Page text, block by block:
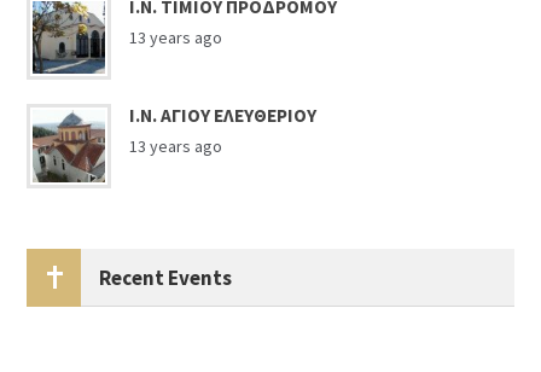
Ι.Ν. ΤΙΜΙΟΥ ΠΡΟΔΡΟΜΟΥ
13 years ago
Ι.Ν. ΑΓΙΟΥ ΕΛΕΥΘΕΡΙΟΥ
13 years ago
Recent Events